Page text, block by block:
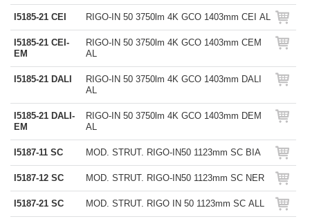
I5185-21 CEI RIGO-IN 50 3750lm 4K GCO 1403mm CEI AL
I5185-21 CEI-
EM
RIGO-IN 50 3750lm 4K GCO 1403mm CEM
AL
I5185-21 DALI
RIGO-IN 50 3750lm 4K GCO 1403mm DALI
AL
I5185-21 DALI-
EM
RIGO-IN 50 3750lm 4K GCO 1403mm DEM
AL
I5187-11 SC MOD. STRUT. RIGO-IN50 1123mm SC BIA
I5187-12 SC MOD. STRUT. RIGO-IN50 1123mm SC NER
I5187-21 SC MOD. STRUT. RIGO IN 50 1123mm SC ALL